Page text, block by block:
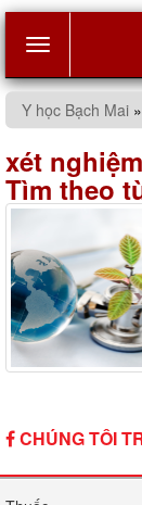
navigation
Y học Bạch Mai »
xét
Tìm theo
CHÚNG TÔI